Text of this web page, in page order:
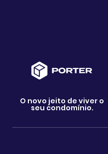
O novo jeito de viver o
seu condomínio.